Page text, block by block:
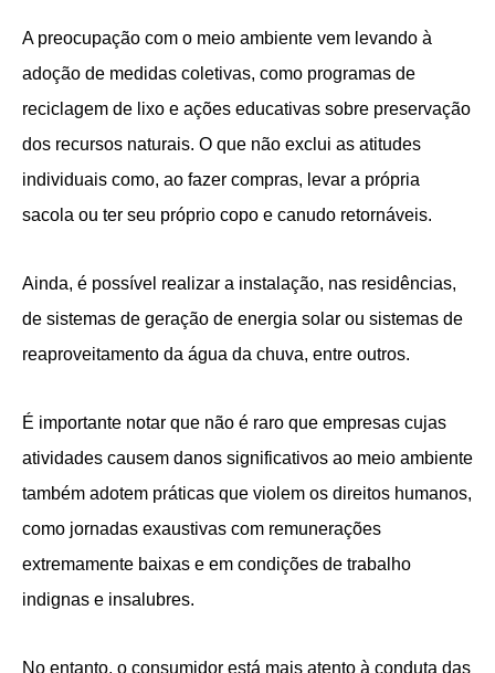
A preocupação com o meio ambiente vem levando à
adoção de medidas coletivas, como programas de
reciclagem de lixo e ações educativas sobre preservação
dos recursos naturais. O que não exclui as atitudes
individuais como, ao fazer compras, levar a própria
sacola ou ter seu próprio copo e canudo retornáveis.
Ainda, é possível realizar a instalação, nas residências,
de sistemas de geração de energia solar ou sistemas de
reaproveitamento da água da chuva, entre outros.
É importante notar que não é raro que empresas cujas
atividades causem danos significativos ao meio ambiente
também adotem práticas que violem os direitos humanos,
como jornadas exaustivas com remunerações
extremamente baixas e em condições de trabalho
indignas e insalubres.
No entanto, o consumidor está mais atento à conduta das